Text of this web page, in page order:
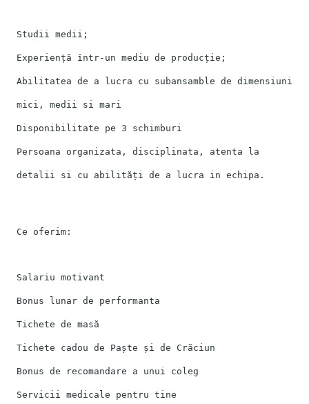
Studii medii;
Experiență într-un mediu de producție;
Abilitatea de a lucra cu subansamble de dimensiuni
mici, medii si mari
Disponibilitate pe 3 schimburi
Persoana organizata, disciplinata, atenta la
detalii si cu abilități de a lucra in echipa.
Ce oferim:
Salariu motivant
Bonus lunar de performanta
Tichete de masă
Tichete cadou de Paște și de Crăciun
Bonus de recomandare a unui coleg
Servicii medicale pentru tine